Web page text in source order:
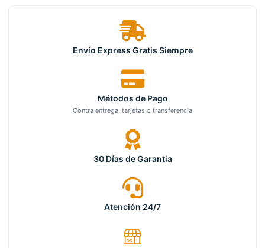
Envío Express Gratis Siempre
Métodos de Pago
Contra entrega, tarjetas o transferencia
30 Días de Garantia
Atención 24/7